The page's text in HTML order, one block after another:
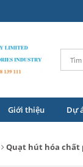
Giới thiệu Dự
Quạt hút hóa chất